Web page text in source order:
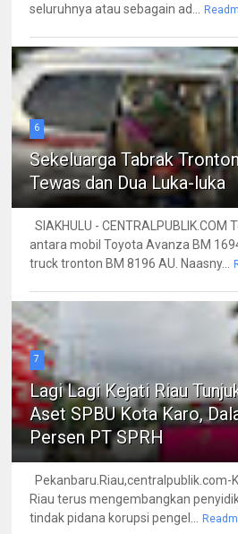
seluruhnya atau sebagain ad...
6
Sekeluarga Tabrak
Tewas dan Dua Luka-luka
SIAKHULU -
antara mobil Toyota Avanza BM
truck tronton BM 8196 AU. Naasny...
7
Lagi Lagi Kejati Riau
Aset SPBU Kota Karo,
Persen PT SPRH
Pekanbaru.Riau,centralpublik.com-
Riau terus mengembangkan
tindak pidana korupsi pengel...